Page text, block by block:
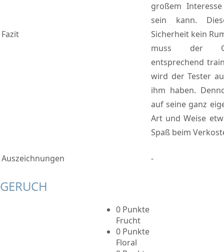
Fazit
großem
sein kann.
Sicherheit kein
muss der
entsprechend
wird der Tester
ihm haben.
auf seine ganz
Art und Weise
Spaß beim
Auszeichnungen -
GERUCH
0 Punkte
Frucht
0 Punkte
Floral